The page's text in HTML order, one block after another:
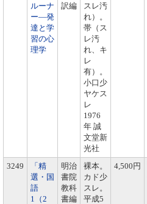
ルーナ
ー―発
達と学
習の心
理学
訳編
スレ汚
れ）。
帯（ス
レ汚
れ、キ
レ
有）。
小口少
ヤケス
レ
1976
年 誠
文堂新
光社
3249
「精
選・国
語
1（2
明治
書院
教科
書編
裸本。
カド少
スレ。
平成5
4,500円